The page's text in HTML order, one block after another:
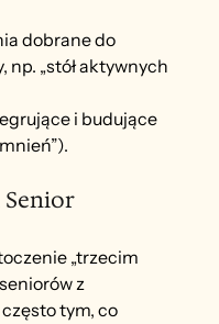
dobrane do
„stół aktywnych
i budujące
„trzecim
z
tym, co